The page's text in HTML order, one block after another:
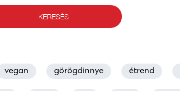
vegan görögdinnye étrend